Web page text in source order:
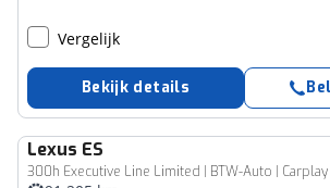
Vergelijk
Bekijk details
Lexus ES
300h Executive Line Limited | BTW-Auto |